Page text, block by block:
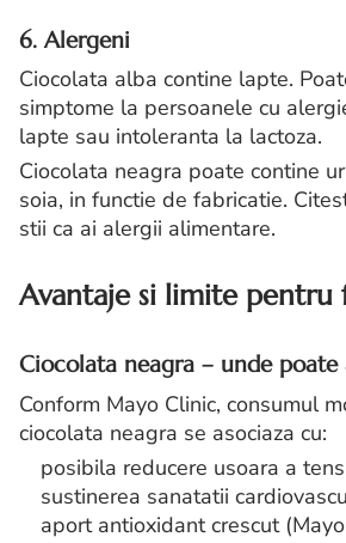
6. Alergeni
Ciocolata alba contine lapte.
simptome la persoanele cu
lapte sau intoleranta la lactoza.
Ciocolata neagra poate contine
soia, in functie de fabricatie.
stii ca ai alergii alimentare.
Avantaje si limite pentru
Ciocolata neagra – unde poate
Conform Mayo Clinic, consumul
ciocolata neagra se asociaza cu:
posibila reducere usoara a
sustinerea sanatatii
aport antioxidant crescut